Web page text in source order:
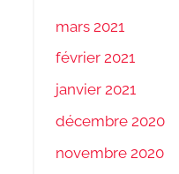
mars 2021
février 2021
janvier 2021
décembre 2020
novembre 2020